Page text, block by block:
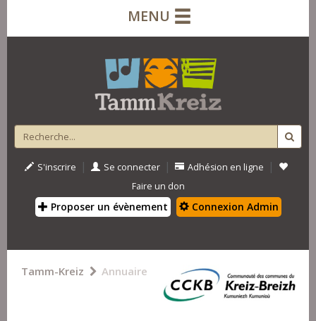
MENU
S'inscrire | Se connecter | Adhésion en ligne |
Faire un don
Proposer un évènement Connexion Admin
Tamm-Kreiz Annuaire